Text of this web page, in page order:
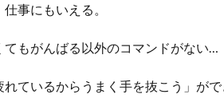
事にもいえる。
もがんばる以外のコマンドがない…
れているからうまく手を抜こう」がで